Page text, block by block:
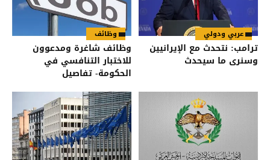
عربي ودولي
ترامب: نتحدث مع الإيرانيين
وسنرى ما سيحدث
وظائف
وظائف شاغرة ومدعوون
للاختبار التنافسي في
الحكومة- تفاصيل